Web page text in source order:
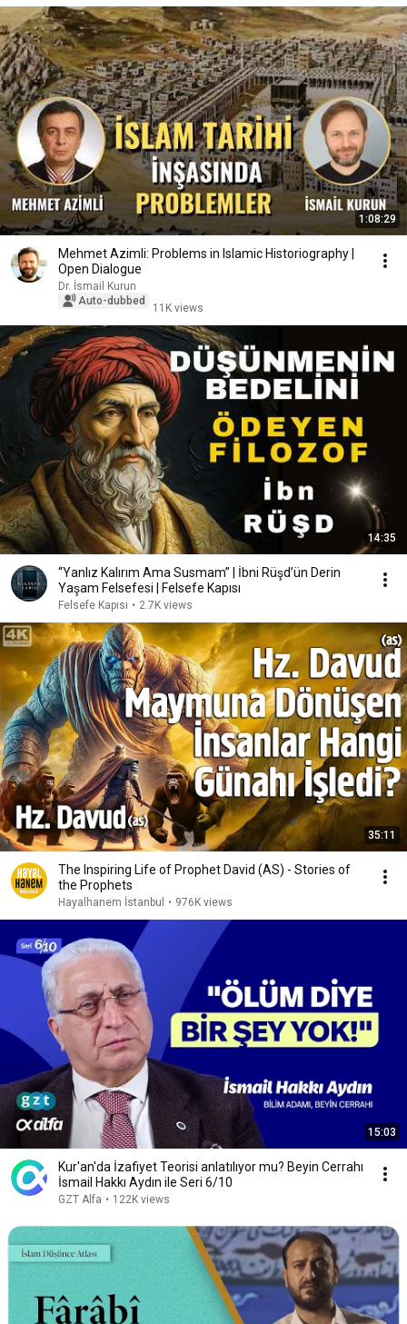
1:08:29
Mehmet Azimli: Problems in Islamic Historiography |
Open Dialogue
Dr. İsmail Kurun
Auto-dubbed
11K views
14:35
“Yanlız Kalırım Ama Susmam” | İbni Rüşd’ün Derin
Yaşam Felsefesi | Felsefe Kapısı
Felsefe Kapısı • 2.7K views
35:11
The Inspiring Life of Prophet David (AS) - Stories of
the Prophets
Hayalhanem İstanbul • 976K views
15:03
Kur'an'da İzafiyet Teorisi anlatılıyor mu? Beyin Cerrahı
İsmail Hakkı Aydın ile Seri 6/10
GZT Alfa • 122K views